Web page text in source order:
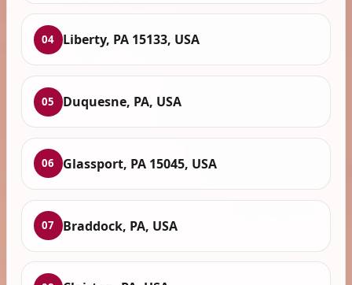
04 Liberty, PA 15133, USA
05 Duquesne, PA, USA
06 Glassport, PA 15045, USA
07 Braddock, PA, USA